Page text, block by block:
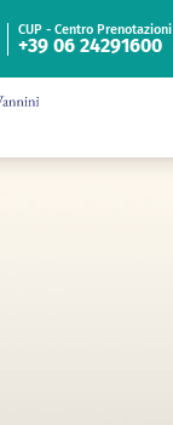
CUP - Centro Prenotazioni
+39 06 24291600